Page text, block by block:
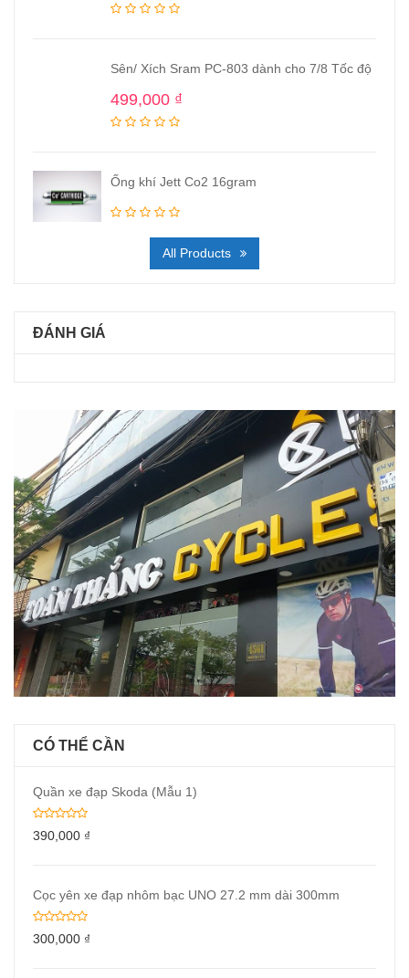
Sên/ Xích Sram PC-803 dành cho 7/8 Tốc độ
499,000 ₫
Ống khí Jett Co2 16gram
All Products
ĐÁNH GIÁ
CÓ THỂ CẦN
Quần xe đạp Skoda (Mẫu 1)
390,000 ₫
Cọc yên xe đạp nhôm bạc UNO 27.2 mm dài 300mm
300,000 ₫